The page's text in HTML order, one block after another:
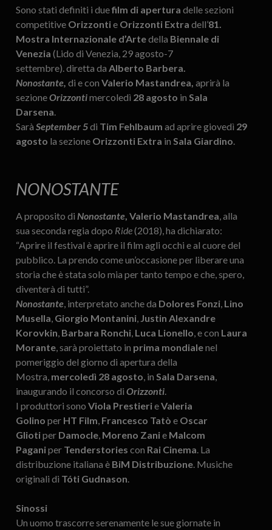
Sono stati definiti i duefilm di apertura delle sezioni
competitive Orizzontie Orizzonti Extra dell’81.
Mostra Internazionale d’Artedella Biennale di
Venezia (Lido di Venezia, 29 agosto-7
settembre). diretta da Alberto Barbera.
Nonostante, di e con Valerio Mastandrea, aprirà la
sezioneOrizzontimercoledì 28 agosto in Sala
Darsena
Sarà September 5di Tim Fehlbaum ad aprire giovedì 29
agosto la sezione Orizzonti Extra in Sala Giardino
NONOSTANTE
A proposito di Nonostante, Valerio Mastandrea, alla
sua seconda regia dopo Ride(2018), ha dichiarato:
“Aprire il festival è aprire il film agli occhi e al cuore del
pubblico. La prendo come un’occasione per liberare una
storia che è stata solo mia per tanto tempo e che, spero,
diventerà di tutti”.
Nonostante, interpretato anche da Dolores Fonzi, Lino
Musella, Giorgio Montanini, Justin Alexandre
Korovkin, Barbara Ronchi, Luca Lionello, e con Laura
Morante, sarà proiettato in prima mondialenel
pomeriggio del giorno di apertura della
Mostra, mercoledì 28 agosto, in Sala Darsena,
inaugurando il concorso di Orizzonti.
I produttori sono Viola PrestierieValeria
Golino per HT Film, Francesco Tatò e Oscar
Gliotiper Damocle, Moreno Zanie Malcom
Paganiper Tenderstories con Rai Cinema. La
distribuzione italiana è BiM Distribuzione. Musiche
originali di Tóti Gudnason.
Sinossi
Un uomo trascorre serenamente le sue giornate in